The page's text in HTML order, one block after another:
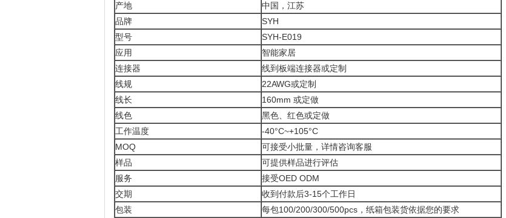
产地
中国，江苏
品牌
SYH
型号
SYH-E019
应用
智能家居
连接器
线到板端连接器或定制
线规
22AWG或定制
线长
160mm 或定做
线色
黑色、红色或定做
工作温度
-40°C~+105°C
MOQ
可接受小批量，详情咨询客服
样品
可提供样品进行评估
服务
接受OED ODM
交期
收到付款后3-15个工作日
包装
每包100/200/300/500pcs，纸箱包装货依据您的要求